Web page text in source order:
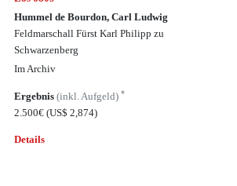
Hummel de Bourdon, Carl Ludwig
Feldmarschall Fürst Karl Philipp zu
Schwarzenberg
Im Archiv
Ergebnis(inkl. Aufgeld)*
2.500€(US$ 2,874)
Details